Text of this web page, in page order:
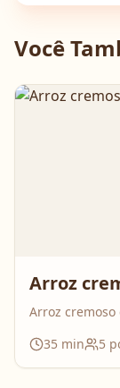
Você
Arroz
Arroz
35 min 5